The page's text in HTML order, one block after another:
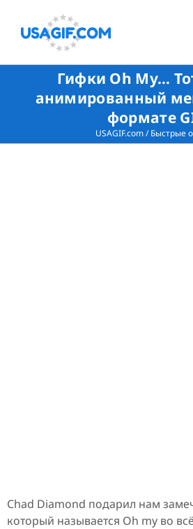
Гифки Oh My…
анимированный
формате
USAGIF.com/Быстрые
Chad Diamond подарил нам
который называется Oh my во